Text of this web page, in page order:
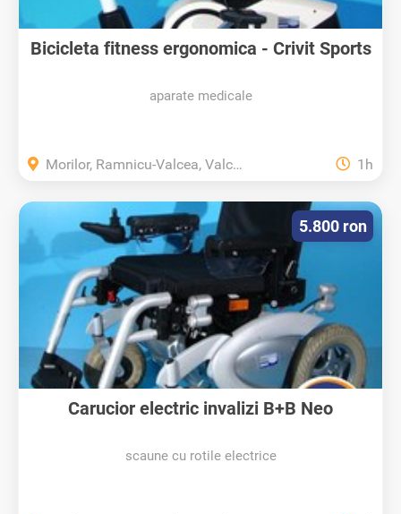
Bicicleta fitness ergonomica - Crivit Sports
aparate medicale
Morilor, Ramnicu-Valcea, Valcea 1h
Carucior electric invalizi B+B Neo
scaune cu rotile electrice
5.800 ron